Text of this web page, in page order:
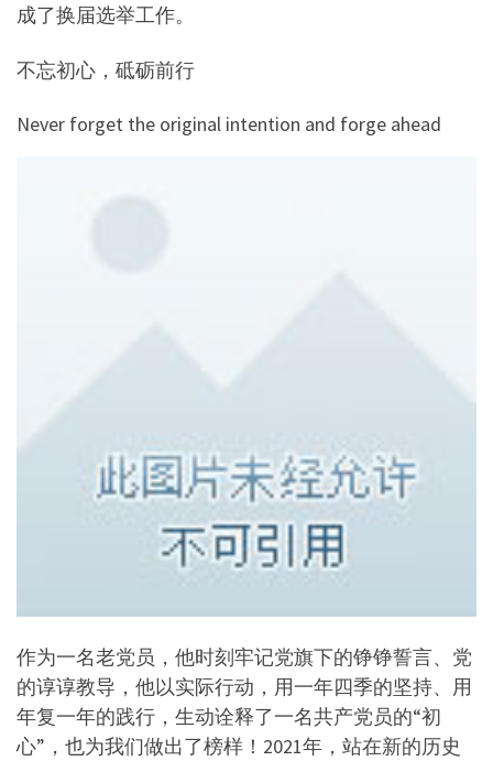
成了换届选举工作。
不忘初心，砥砺前行
Never forget the original intention and forge ahead
作为一名老党员，他时刻牢记党旗下的铮铮誓言、党
的谆谆教导，他以实际行动，用一年四季的坚持、用
年复一年的践行，生动诠释了一名共产党员的“初
心”，也为我们做出了榜样！2021年，站在新的历史